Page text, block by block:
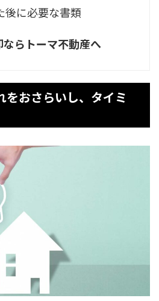
後に必要な書類
らトーマ不動産へ
をおさらいし、タイミ